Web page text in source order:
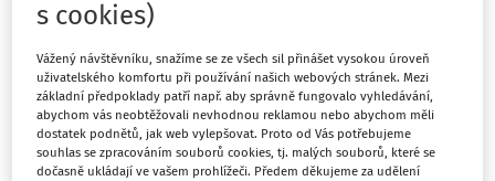
případnému rychlému převozu zraněného žáka do tamní
automobilu proplácíme na základě předloženého
cestovního příkazu. Ve vnitřním předpisu máme
zakotveno poskytnutí kráceného stravného za bezplatně
poskytnutou stravu. Poskytujeme jej i těm instruktorům, s
kterými máme uzavřenou dohodu o provedení práce, v
s cookies)
Vážený návštěvníku, snažíme se ze všech sil přinášet vysokou úroveň
uživatelského komfortu při používání našich webových stránek. Mezi
základní předpoklady patří např. aby správně fungovalo vyhledávání,
abychom vás neobtěžovali nevhodnou reklamou nebo abychom měli
dostatek podnětů, jak web vylepšovat. Proto od Vás potřebujeme
souhlas se zpracováním souborů cookies, tj. malých souborů, které se
dočasně ukládají ve vašem prohlížeči. Předem děkujeme za udělení